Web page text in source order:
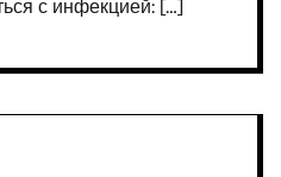
с инфекцией: […]